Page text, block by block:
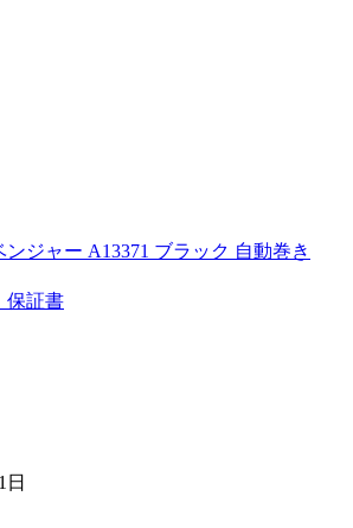
ジャー A13371 ブラック 自動巻き
保証書
日